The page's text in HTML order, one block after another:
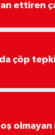
ettiren
çöp
olmayan